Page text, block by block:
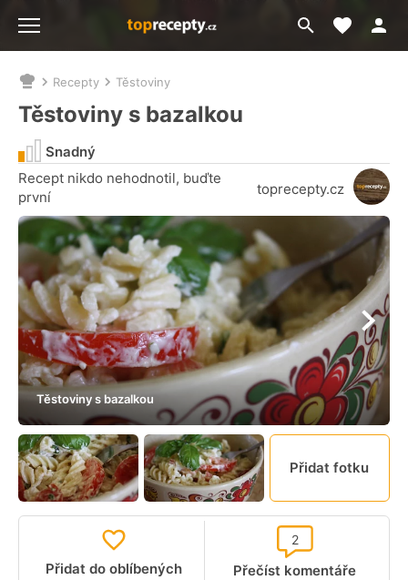
Přejít
na
Moje
Nacházíte
se
zde:
Recepty Těstoviny
Těstoviny s bazalkou
Recept nikdo nehodnotil, buďte
první
toprecepty.cz
Snadný
Těstoviny s bazalkou
Přidat fotku
Přidat do oblíbených Přečíst komentáře
2